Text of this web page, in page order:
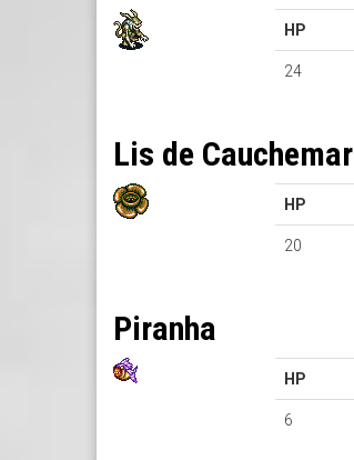
HP
24
Lis de Cauchemar
HP
20
Piranha
HP
6